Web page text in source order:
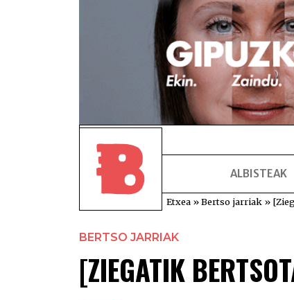
ALBISTEAK
Etxea »Bertso jarriak »
BERTSO JARRIAK
[ZIEGATIK